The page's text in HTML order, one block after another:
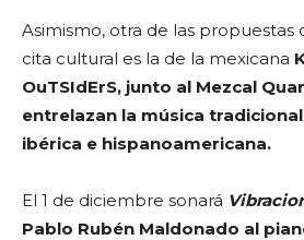
Asimismo, otra de las propuestas
cita cultural es la de la mexicana
OuTSIdErS, junto al Mezcal
entrelazan la música
ibérica e hispanoamericana.
El 1 de diciembre sonará
Pablo Rubén Maldonado al